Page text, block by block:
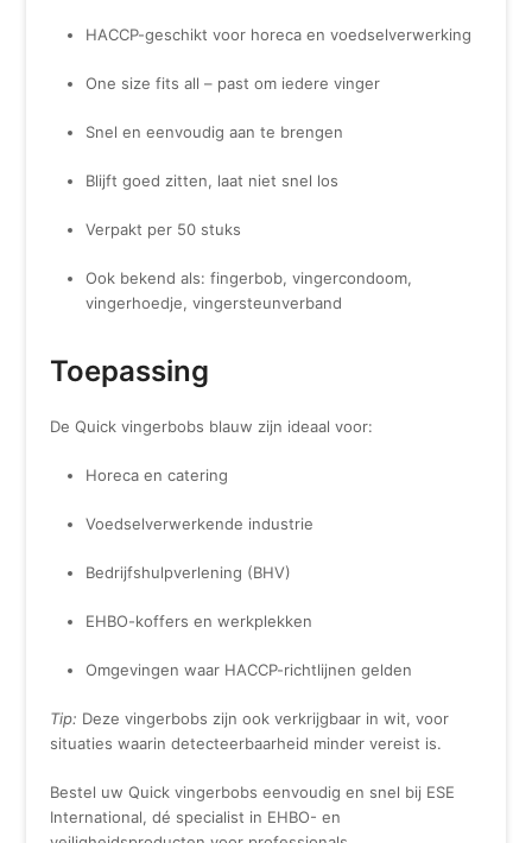
HACCP-geschikt voor horeca en voedselverwerking
One size fits all – past om iedere vinger
Snel en eenvoudig aan te brengen
Blijft goed zitten, laat niet snel los
Verpakt per 50 stuks
Ook bekend als: fingerbob, vingercondoom,
vingerhoedje, vingersteunverband
Toepassing
De Quick vingerbobs blauw zijn ideaal voor:
Horeca en catering
Voedselverwerkende industrie
Bedrijfshulpverlening (BHV)
EHBO-koffers en werkplekken
Omgevingen waar HACCP-richtlijnen gelden
Tip: Deze vingerbobs zijn ook verkrijgbaar in wit, voor
situaties waarin detecteerbaarheid minder vereist is.
Bestel uw Quick vingerbobs eenvoudig en snel bij ESE
International, dé specialist in EHBO- en